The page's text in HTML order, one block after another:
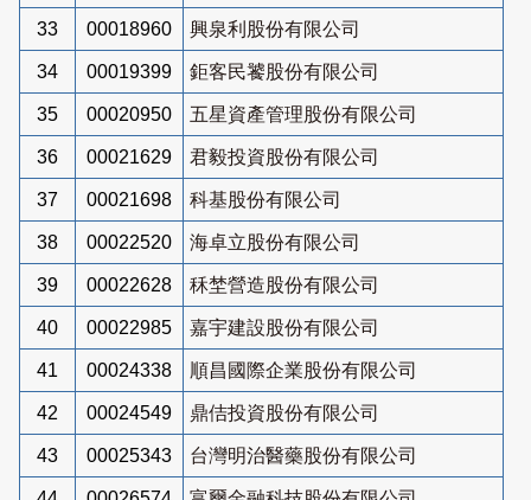
33 00018960 興泉利股份有限公司
34 00019399 鉅客民饕股份有限公司
35 00020950 五星資產管理股份有限公司
36 00021629 君毅投資股份有限公司
37 00021698 科基股份有限公司
38 00022520 海卓立股份有限公司
39 00022628 秝埜營造股份有限公司
40 00022985 嘉宇建設股份有限公司
41 00024338 順昌國際企業股份有限公司
42 00024549 鼎佶投資股份有限公司
43 00025343 台灣明治醫藥股份有限公司